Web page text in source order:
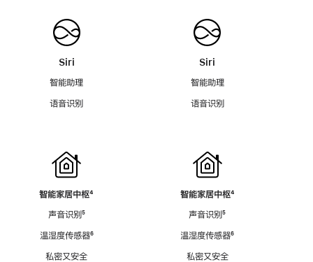
Siri
智能助理
语音识别
智能家居中枢脚
⁴
声音识别脚
⁵
温湿度传感器脚
⁶
私密又安全
Siri
智能助理
语音识别
智能家居中枢脚
⁴
声音识别脚
⁵
温湿度传感器脚
⁶
私密又安全